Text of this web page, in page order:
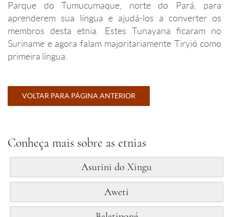
Parque do Tumucumaque, norte do Pará, para
aprenderem sua língua e ajudá-los a converter os
membros desta etnia. Estes Tunayana ficaram no
Suriname e agora falam majoritariamente Tiryió como
primeira língua.
VOLTAR PARA PÁGINA ANTERIOR
Conheça mais sobre as etnias
Asurini do Xingu
Aweti